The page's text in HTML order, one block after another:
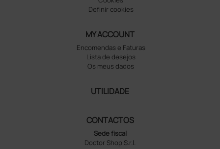
Definir cookies
MY ACCOUNT
Encomendas e Faturas
Lista de desejos
Os meus dados
UTILIDADE
CONTACTOS
Sede fiscal
Doctor Shop S.r.l.